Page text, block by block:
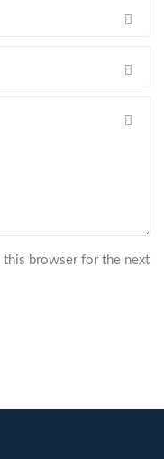
this browser for the next